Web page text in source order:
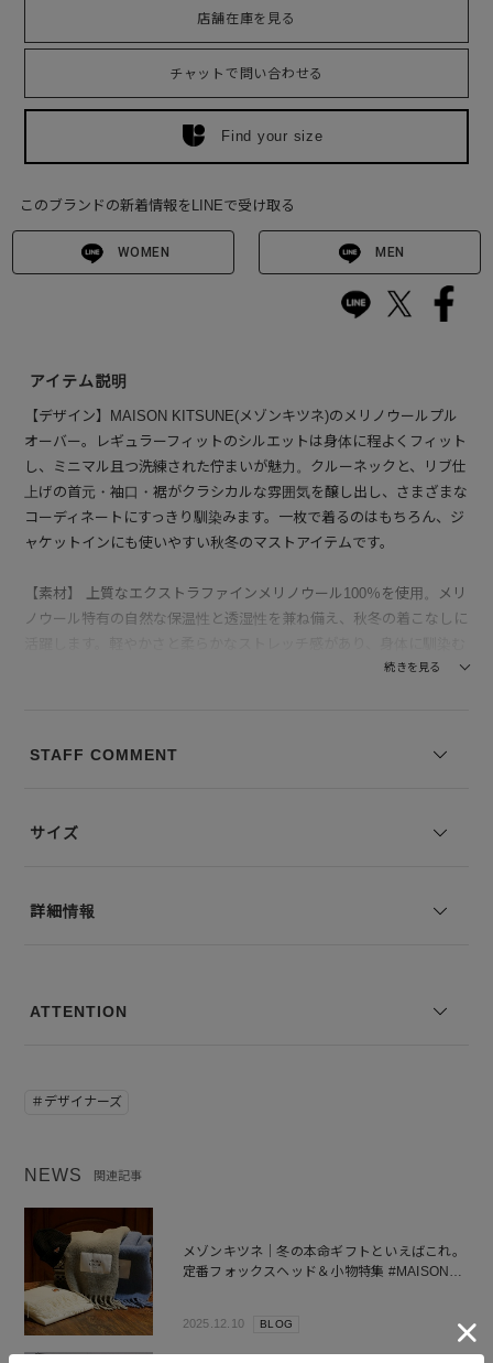
店舗在庫を見る
チャットで問い合わせる
Find your size
このブランドの新着情報をLINEで受け取る
WOMEN MEN
アイテム説明
【デザイン】MAISON KITSUNE(メゾンキツネ)のメリノウールプル
オーバー。レギュラーフィットのシルエットは身体に程よくフィット
し、ミニマル且つ洗練された佇まいが魅力。クルーネックと、リブ仕
上げの首元・袖口・裾がクラシカルな雰囲気を醸し出し、さまざまな
コーディネートにすっきり馴染みます。一枚で着るのはもちろん、ジ
ャケットインにも使いやすい秋冬のマストアイテムです。
【素材】 上質なエクストラファインメリノウール100％を使用。メリ
ノウール特有の自然な保温性と透湿性を兼ね備え、秋冬の着こなしに
※コーディネートアイテムは別売りとなります。
続きを見る
STAFF COMMENT
サイズ
詳細情報
ATTENTION
＃デザイナーズ
NEWS 関連記事
メゾンキツネ｜冬の本命ギフトといえばこれ。
定番フォックスヘッド＆小物特集 #MAISON
2025.12.10 BLOG